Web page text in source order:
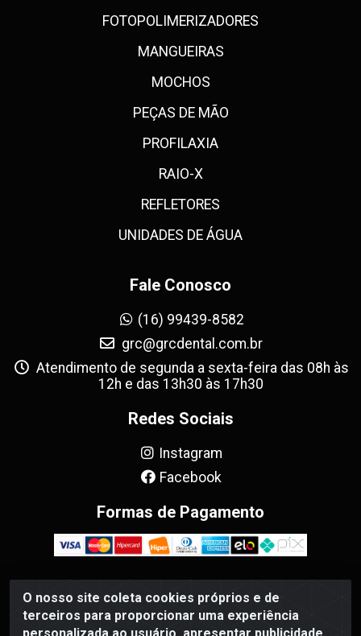
O nosso site coleta cookies próprios e de
terceiros para proporcionar uma experiência
FOTOPOLIMERIZADORES
MANGUEIRAS
MOCHOS
PEÇAS DE MÃO
PROFILAXIA
RAIO-X
REFLETORES
UNIDADES DE ÁGUA
Fale Conosco
(16) 99439-8582
grc@grcdental.com.br
Atendimento de segunda a sexta-feira das 08h às
12h e das 13h30 às 17h30
Redes Sociais
Instagram
Facebook
Formas de Pagamento
GRC Dental - Avenida Antônio e Helena Zerrenner, 720 -
Sumarezinho, Ribeirão Preto/SP - CEP 14055-130 - CNPJ